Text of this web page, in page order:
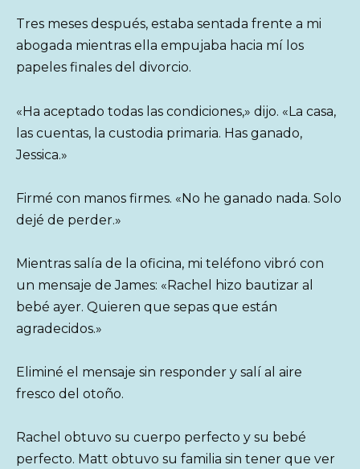
Tres meses después, estaba sentada frente a mi
abogada mientras ella empujaba hacia mí los
papeles finales del divorcio.
«Ha aceptado todas las condiciones,» dijo. «La casa,
las cuentas, la custodia primaria. Has ganado,
Jessica.»
Firmé con manos firmes. «No he ganado nada. Solo
dejé de perder.»
Mientras salía de la oficina, mi teléfono vibró con
un mensaje de James: «Rachel hizo bautizar al
bebé ayer. Quieren que sepas que están
agradecidos.»
Eliminé el mensaje sin responder y salí al aire
fresco del otoño.
Rachel obtuvo su cuerpo perfecto y su bebé
perfecto. Matt obtuvo su familia sin tener que ver